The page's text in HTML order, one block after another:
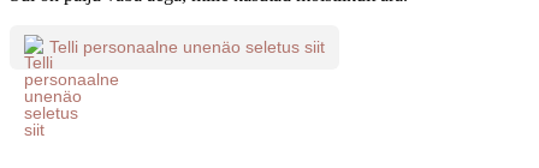
Telli personaalne unenäo seletus siit